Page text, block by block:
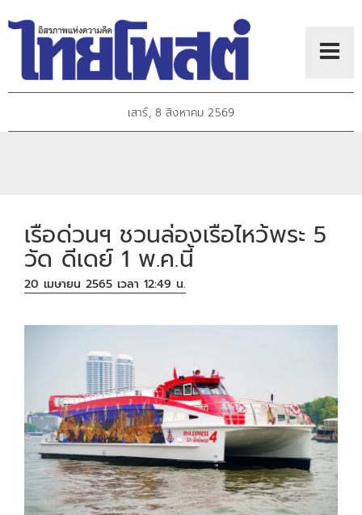
เสาร์, 8 สิงหาคม 2569
เรือด่วนฯ ชวนล่องเรือไหว้พระ 5
วัด ดีเดย์ 1 พ.ค.นี้
20 เมษายน 2565 เวลา 12:49 น.